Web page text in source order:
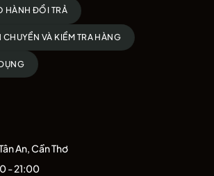
HÀNH ĐỔI TRẢ
VÀ KIỂM TRA HÀNG
An, Cần Thơ
- 21:00